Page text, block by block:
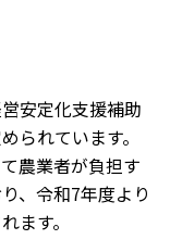
安定化支援補助
られています。
農業者が負担す
、令和7年度より
ます。